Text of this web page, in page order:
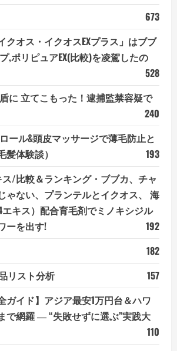
673
クオス・イクオスEXプラス」はブブ
,ポリピュアEX(比較)を凌駕したの
528
に 立てこもった！逮捕監禁容疑で
240
ール&頭皮マッサージで薄毛防止と
体験談）
193
ス/比較＆ランキング・ブブカ、チャ
ゃない、プランテルとイクオス、 海
エキス）配合育毛剤でミノキシジル
ーを出す!
192
182
リスト分析
157
ガイド】アジア最安1万円台＆ハワ
で網羅 ― “失敗せずに選ぶ”実践大
110